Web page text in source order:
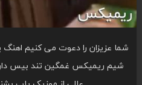
شما عزیزان را دعوت می کنیم اهنگ
شیم ریمیکس غمگین تند بیس دار